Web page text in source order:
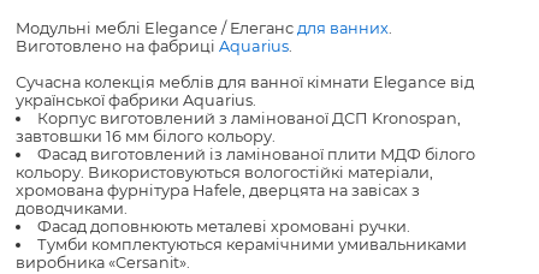
Модульні меблі Elegance / Елегансдля ванних.
Виготовлено на фабриціAquarius.
Сучасна колекція меблів для ванної кімнати Elegance від
української фабрики Aquarius.
Корпус виготовлений з ламінованої ДСП Kronospan,
завтовшки 16 мм білого кольору.
Фасад виготовлений із ламінованої плити МДФ білого
кольору. Використовуються вологостійкі матеріали,
хромована фурнітура Hafele, дверцята на завісах з
доводчиками.
Фасад доповнюють металеві хромовані ручки.
Тумби комплектуються керамічними умивальниками
виробника «Cersanit».